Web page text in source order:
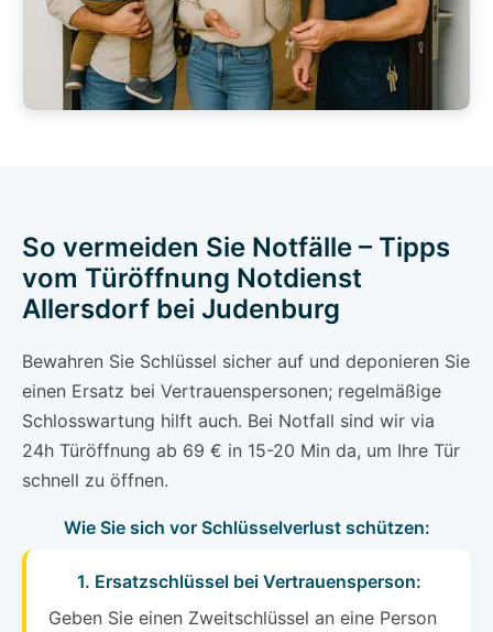
So vermeiden Sie Notfälle – Tipps
vom Türöffnung Notdienst
Allersdorf bei Judenburg
Bewahren Sie Schlüssel sicher auf und deponieren Sie
einen Ersatz bei Vertrauenspersonen; regelmäßige
Schlosswartung hilft auch. Bei Notfall sind wir via
24h Türöffnung ab 69 € in 15-20 Min da, um Ihre Tür
schnell zu öffnen.
Wie Sie sich vor Schlüsselverlust schützen:
1. Ersatzschlüssel bei Vertrauensperson:
Geben Sie einen Zweitschlüssel an eine Person